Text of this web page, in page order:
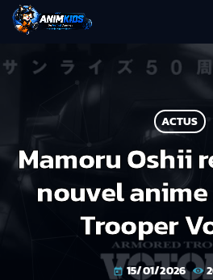
ACTUS
Mamoru Oshii
nouvel
Trooper
today 15/01/2026